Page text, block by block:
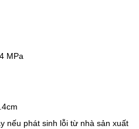
MPa
nếu phát sinh lỗi từ nhà sản xuất